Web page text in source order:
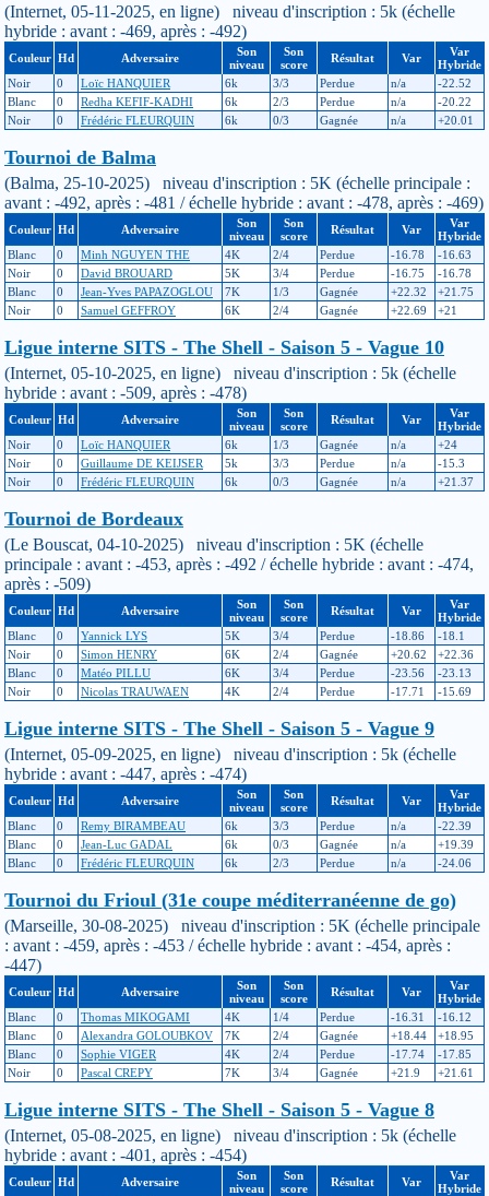
(Internet, 05-11-2025, en ligne) niveau d'inscription : 5k (échelle
hybride : avant : -469, après : -492)
Couleur Hd Adversaire
Son
niveau
Son
score
Résultat Var
Var
Hybride
Noir
0 Loïc HANQUIER 6k 3/3 Perdue n/a
-22.52
Blanc
0 Redha KEFIF-KADHI 6k 2/3 Perdue n/a
-20.22
Noir
0 Frédéric FLEURQUIN 6k 0/3 Gagnée n/a +20.01
Tournoi de Balma
(Balma, 25-10-2025) niveau d'inscription : 5K (échelle principale :
avant : -492, après : -481 / échelle hybride : avant : -478, après : -469)
Couleur Hd Adversaire
Son
niveau
Son
score
Résultat Var
Var
Hybride
Blanc
0 Minh NGUYEN THE 4K 2/4 Perdue -16.78
-16.63
Noir
0 David BROUARD 5K 3/4 Perdue -16.75
-16.78
Blanc
0 Jean-Yves PAPAZOGLOU 7K 1/3 Gagnée +22.32
+21.75
Noir
0 Samuel GEFFROY 6K 2/4 Gagnée +22.69 +21
Ligue interne SITS - The Shell - Saison 5 - Vague 10
(Internet, 05-10-2025, en ligne) niveau d'inscription : 5k (échelle
hybride : avant : -509, après : -478)
Couleur Hd Adversaire
Son
niveau
Son
score
Résultat Var
Var
Hybride
Noir
0 Loïc HANQUIER 6k 1/3 Gagnée n/a
+24
Noir
0 Guillaume DE KEIJSER 5k 3/3 Perdue n/a
-15.3
Noir
0 Frédéric FLEURQUIN 6k 0/3 Gagnée n/a +21.37
Tournoi de Bordeaux
(Le Bouscat, 04-10-2025) niveau d'inscription : 5K (échelle
principale : avant : -453, après : -492 / échelle hybride : avant : -474,
après : -509)
Couleur Hd Adversaire
Son
niveau
Son
score
Résultat Var
Var
Hybride
Blanc
0 Yannick LYS 5K 3/4 Perdue -18.86
-18.1
Noir
0 Simon HENRY 6K 2/4 Gagnée +20.62
+22.36
Blanc
0 Matéo PILLU 6K 3/4 Perdue -23.56
-23.13
Noir
0 Nicolas TRAUWAEN 4K 2/4 Perdue -17.71 -15.69
Ligue interne SITS - The Shell - Saison 5 - Vague 9
(Internet, 05-09-2025, en ligne) niveau d'inscription : 5k (échelle
hybride : avant : -447, après : -474)
Couleur Hd Adversaire
Son
niveau
Son
score
Résultat Var
Var
Hybride
Blanc
0 Remy BIRAMBEAU 6k 3/3 Perdue n/a
-22.39
Blanc
0 Jean-Luc GADAL 6k 0/3 Gagnée n/a
+19.39
Blanc
0 Frédéric FLEURQUIN 6k 2/3 Perdue n/a -24.06
Tournoi du Frioul (31e coupe méditerranéenne de go)
(Marseille, 30-08-2025) niveau d'inscription : 5K (échelle principale
: avant : -459, après : -453 / échelle hybride : avant : -454, après :
-447)
Couleur Hd Adversaire
Son
niveau
Son
score
Résultat Var
Var
Hybride
Blanc
0 Thomas MIKOGAMI 4K 1/4 Perdue -16.31
-16.12
Blanc
0 Alexandra GOLOUBKOV 7K 2/4 Gagnée +18.44
+18.95
Blanc
0 Sophie VIGER 4K 2/4 Perdue -17.74
-17.85
Noir
0 Pascal CREPY 7K 3/4 Gagnée +21.9 +21.61
Ligue interne SITS - The Shell - Saison 5 - Vague 8
(Internet, 05-08-2025, en ligne) niveau d'inscription : 5k (échelle
hybride : avant : -401, après : -454)
Couleur Hd Adversaire
Son
niveau
Son
score
Résultat Var
Var
Hybride